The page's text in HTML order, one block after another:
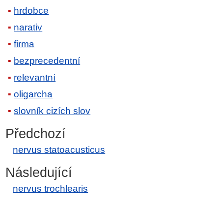
hrdobce
narativ
firma
bezprecedentní
relevantní
oligarcha
slovník cizích slov
Předchozí
nervus statoacusticus
Následující
nervus trochlearis